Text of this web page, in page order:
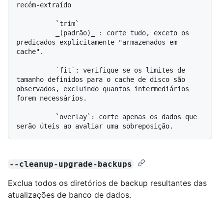
recém-extraído
predicados explicitamente "armazenados em
cache".
tamanho definidos para o cache de disco são
observados, excluindo quantos intermediários
forem necessários.
--cleanup-upgrade-backups
Exclua todos os diretórios de backup resultantes das
atualizações de banco de dados.